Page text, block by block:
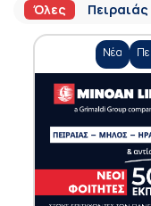
Όλες
Νέα